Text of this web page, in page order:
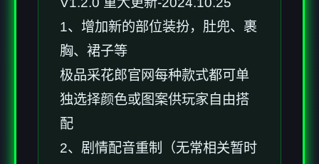
1、增加新的部位装扮，肚兜、裹
胸、裙子等
极品采花郎官网每种款式都可单
独选择颜色或图案供玩家自由搭
配
2、剧情配音重制（无常相关暂时